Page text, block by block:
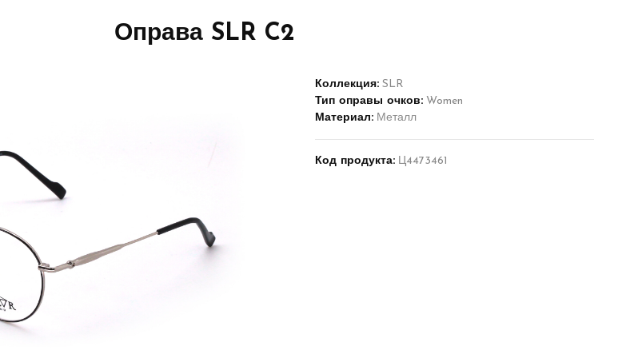
Оправа SLR C2
Коллекция: SLR
Тип оправы очков: Women
Материал: Металл
Код продукта: Ц4473461